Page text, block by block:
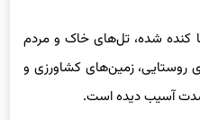
کنده شدە، تل‌های خاک و مردم
روستایی، زمین‌های کشاورزی و
شدت آسیب دیدە است.
گینه نو بە ارتش فرمان دادە